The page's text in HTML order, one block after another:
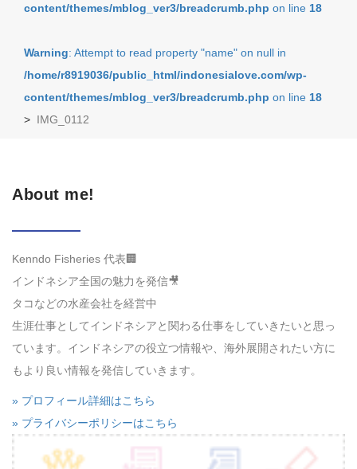
content/themes/mblog_ver3/breadcrumb.php on line 18
Warning: Attempt to read property "name" on null in
/home/r8919036/public_html/indonesialove.com/wp-
content/themes/mblog_ver3/breadcrumb.php on line 18
> IMG_0112
About me!
Kenndo Fisheries 代表🏢
インドネシア全国の魅力を発信🎥
タコなどの水産会社を経営中
生涯仕事としてインドネシアと関わる仕事をしていきたいと思っ
ています。インドネシアの役立つ情報や、海外展開されたい方に
もより良い情報を発信していきます。
» プロフィール詳細はこちら
» プライバシーポリシーはこちら